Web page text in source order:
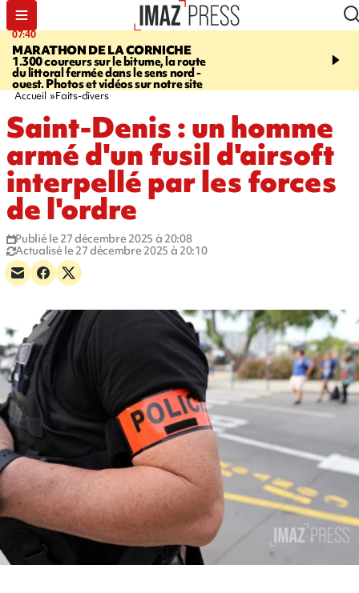
07:40
MARATHON DE LA CORNICHE
1.300 coureurs sur le bitume, la route
du littoral fermée dans le sens nord -
ouest. Photos et vidéos sur notre site
10:33
l’enfance - une
Accueil Faits-divers
Saint-Denis : un homme
armé d'un fusil d'airsoft
interpellé par les forces
de l'ordre
Publié le 27 décembre 2025 à 20:08
Actualisé le 27 décembre 2025 à 20:10